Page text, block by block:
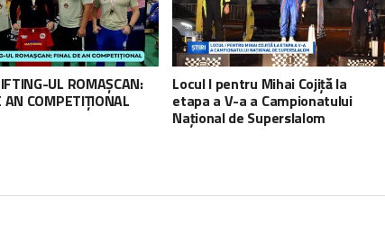
UL ROMAȘCAN:
AN COMPETIȚIONAL
Locul I pentru Mihai Cojiță la
etapa a V-a a Campionatului
Național de Superslalom